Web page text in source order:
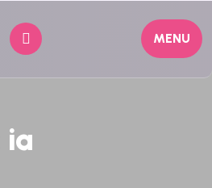
MENU
ia